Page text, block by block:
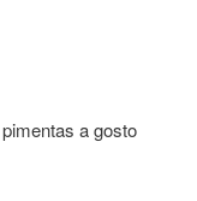
a gosto